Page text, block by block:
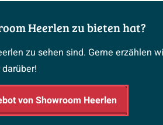
Heerlen zu bieten hat?
zu sehen sind. Gerne erzählen
von Showroom Heerlen